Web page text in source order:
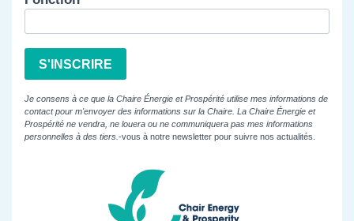
S'INSCRIRE
Je consens à ce que la Chaire Énergie et Prospérité utilise mes informations de
contact pour m'envoyer des informations sur la Chaire. La Chaire Énergie et
Prospérité ne vendra, ne louera ou ne communiquera pas mes informations
personnelles à des tiers. -vous à notre newsletter pour suivre nos actualités.